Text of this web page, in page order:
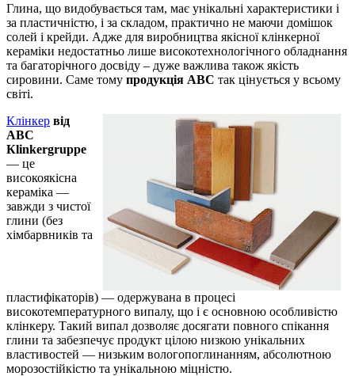
Глина, що видобувається там, має унікальні характеристики і
за пластичністю, і за складом, практично не маючи домішок
солей і крейди. Адже для виробництва якісної клінкерної
кераміки недостатньо лише високотехнологічного обладнання
та багаторічного досвіду – дуже важлива також якість
сировини. Саме тому продукція ABC так цінується у всьому
світі.
Клінкер від
АВС
Кlinkergruppe
— це
високоякісна
кераміка —
завжди з чистої
глини (без
хімбарвників та
пластифікаторів) — одержувана в процесі
високотемпературного випалу, що і є основною особливістю
клінкеру. Такий випал дозволяє досягати повного спікання
глини та забезпечує продукт цілою низкою унікальних
властивостей — низьким вологопоглинанням, абсолютною
морозостійкістю та унікальною міцністю.